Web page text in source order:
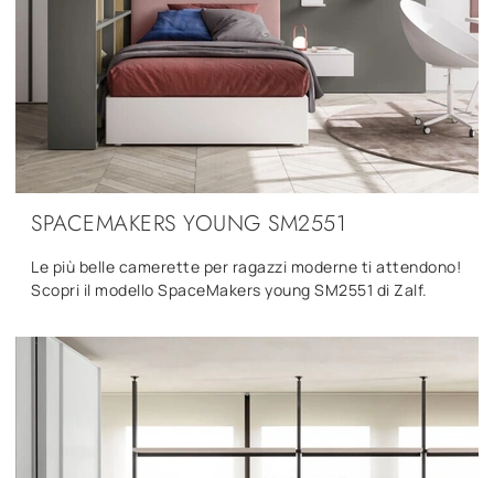
SPACEMAKERS YOUNG SM2551
Le più belle camerette per ragazzi moderne ti attendono!
Scopri il modello SpaceMakers young SM2551 di Zalf.